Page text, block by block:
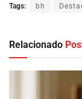
Tags: bh
Relacionado